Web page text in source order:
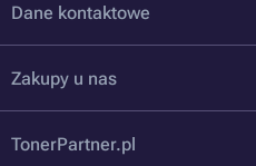
Dane kontaktowe
Zakupy u nas
TonerPartner.pl